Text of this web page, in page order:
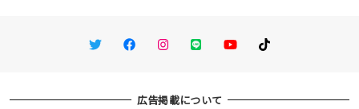
TwitterFacebookInstagram
LINE You TubeTikTok
広告掲載について